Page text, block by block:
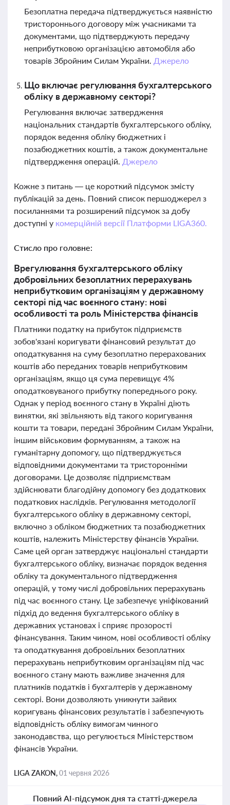
Безоплатна передача підтверджується наявністю
тристороннього договору між учасниками та
документами, що підтверджують передачу
неприбутковою організацією автомобіля або
товарів Збройним Силам України. Джерело
Що включає регулювання бухгалтерського
обліку в державному секторі?
Регулювання включає затвердження
національних стандартів бухгалтерського обліку,
порядок ведення обліку бюджетних і
позабюджетних коштів, а також документальне
підтвердження операцій. Джерело
Кожне з питань — це короткий підсумок змісту
публікацій за день. Повний список першоджерел з
посиланнями та розширений підсумок за добу
доступні у комерційній версії Платформи LIGA360.
Стисло про головне:
Врегулювання бухгалтерського обліку
добровільних безоплатних перерахувань
неприбутковим організаціям у державному
секторі під час воєнного стану: нові
особливості та роль Міністерства фінансів
Платники податку на прибуток підприємств
зобов'язані коригувати фінансовий результат до
оподаткування на суму безоплатно перерахованих
коштів або переданих товарів неприбутковим
організаціям, якщо ця сума перевищує 4%
оподатковуваного прибутку попереднього року.
Однак у період воєнного стану в Україні діють
винятки, які звільняють від такого коригування
кошти та товари, передані Збройним Силам України,
іншим військовим формуванням, а також на
гуманітарну допомогу, що підтверджується
відповідними документами та тристоронніми
договорами. Це дозволяє підприємствам
здійснювати благодійну допомогу без додаткових
податкових наслідків. Регулювання методології
бухгалтерського обліку в державному секторі,
включно з обліком бюджетних та позабюджетних
коштів, належить Міністерству фінансів України.
Саме цей орган затверджує національні стандарти
бухгалтерського обліку, визначає порядок ведення
обліку та документального підтвердження
операцій, у тому числі добровільних перерахувань
під час воєнного стану. Це забезпечує уніфікований
підхід до ведення бухгалтерського обліку в
державних установах і сприяє прозорості
фінансування. Таким чином, нові особливості обліку
та оподаткування добровільних безоплатних
перерахувань неприбутковим організаціям під час
воєнного стану мають важливе значення для
платників податків і бухгалтерів у державному
секторі. Вони дозволяють уникнути зайвих
коригувань фінансових результатів і забезпечують
відповідність обліку вимогам чинного
законодавства, що регулюється Міністерством
фінансів України.
LIGA ZAKON,01 червня 2026
Повний AI-підсумок дня та статті-джерела